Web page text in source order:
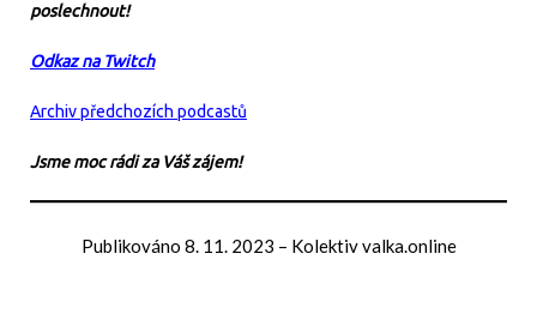
poslechnout!
Odkaz na Twitch
Archiv předchozích podcastů
Jsme moc rádi za Váš zájem!
Publikováno 8. 11. 2023 – Kolektiv valka.online